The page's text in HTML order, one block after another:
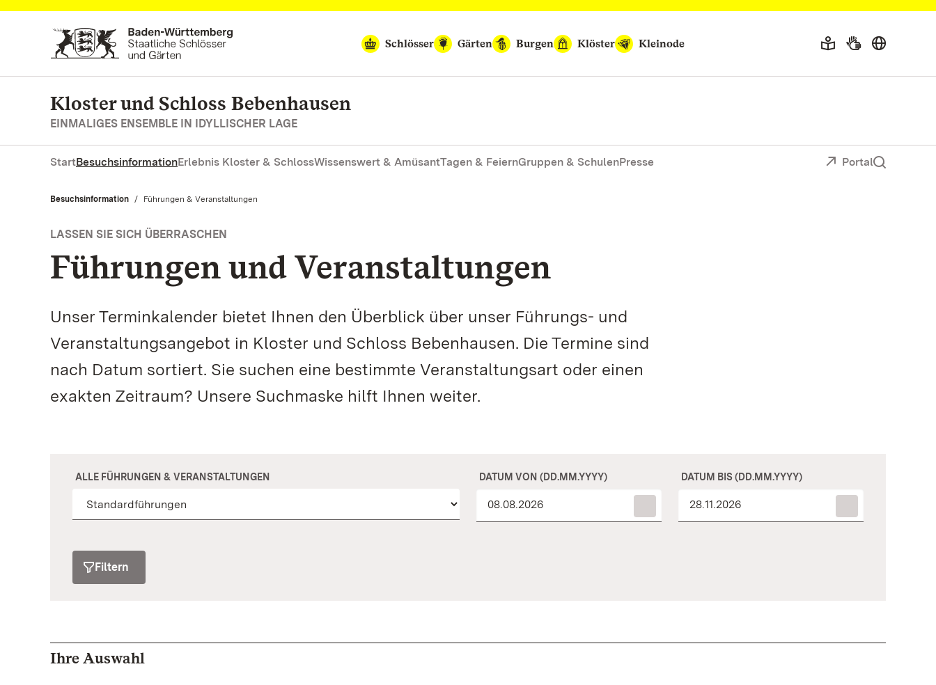
Zum Hauptinhalt springen
Schlösser
Gärten Burgen Klöster Kleinode
Kloster und Schloss Bebenhausen
EINMALIGES ENSEMBLE IN IDYLLISCHER LAGE
StartBesuchsinformationErlebnis Kloster & SchlossWissenswert & AmüsantTagen & FeiernGruppen & SchulenPresse Portal
Besuchsinformation Aktuell:
Führungen & Veranstaltungen
LASSEN SIE SICH ÜBERRASCHEN
Führungen und Veranstaltungen
Unser Terminkalender bietet Ihnen den Überblick über unser Führungs- und
Veranstaltungsangebot in Kloster und Schloss Bebenhausen. Die Termine sind
nach Datum sortiert. Sie suchen eine bestimmte Veranstaltungsart oder einen
exakten Zeitraum? Unsere Suchmaske hilft Ihnen weiter.
ALLE FÜHRUNGEN & VERANSTALTUNGEN DATUM VON (DD.MM.YYYY) DATUM BIS (DD.MM.YYYY)
Filtern
Ihre Auswahl